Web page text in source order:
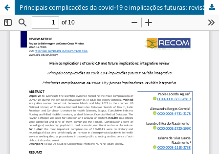
Principais complicações da covid-19 e implicações futuras: revisão integrativa